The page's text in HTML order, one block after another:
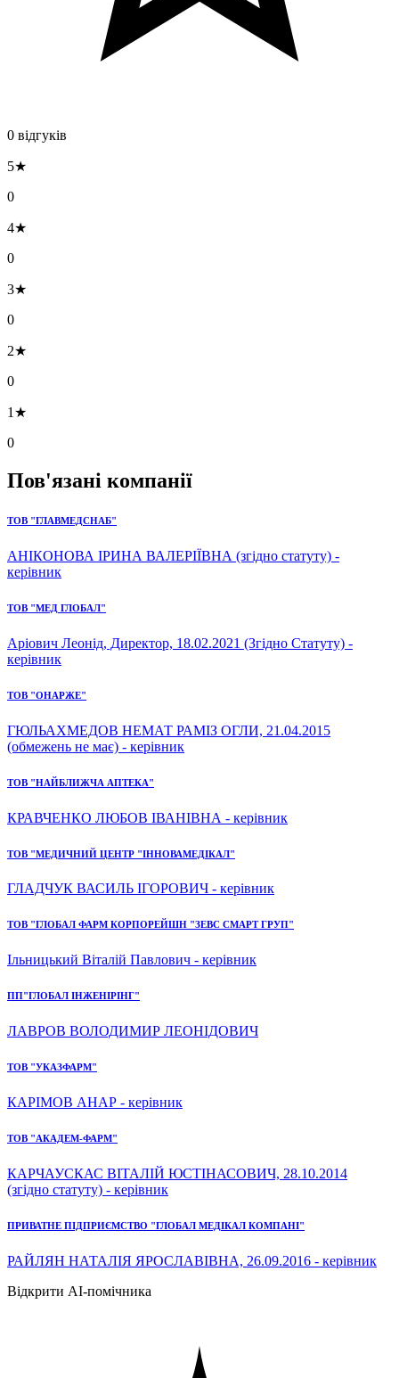
0 відгуків
5★
0
4★
0
3★
0
2★
0
1★
0
Пов'язані компанії
ТОВ "ГЛАВМЕДСНАБ"
АНІКОНОВА ІРИНА ВАЛЕРІЇВНА (згідно статуту) -
керівник
ТОВ "МЕД ГЛОБАЛ"
Аріович Леонід, Директор, 18.02.2021 (Згідно Статуту) -
керівник
ТОВ "ОНАРЖЕ"
ГЮЛЬАХМЕДОВ НЕМАТ РАМІЗ ОГЛИ, 21.04.2015
(обмежень не має) - керівник
ТОВ "НАЙБЛИЖЧА АПТЕКА"
КРАВЧЕНКО ЛЮБОВ ІВАНІВНА - керівник
ТОВ "МЕДИЧНИЙ ЦЕНТР "ІННОВАМЕДІКАЛ"
ГЛАДЧУК ВАСИЛЬ ІГОРОВИЧ - керівник
ТОВ "ГЛОБАЛ ФАРМ КОРПОРЕЙШН "ЗЕВС СМАРТ ГРУП"
Ільницький Віталій Павлович - керівник
ПП"ГЛОБАЛ ІНЖЕНІРІНГ"
ЛАВРОВ ВОЛОДИМИР ЛЕОНІДОВИЧ
ТОВ "УКАЗФАРМ"
КАРІМОВ АНАР - керівник
ТОВ "АКАДЕМ-ФАРМ"
КАРЧАУСКАС ВІТАЛІЙ ЮСТІНАСОВИЧ, 28.10.2014
(згідно статуту) - керівник
ПРИВАТНЕ ПІДПРИЄМСТВО "ГЛОБАЛ МЕДІКАЛ КОМПАНІ"
РАЙЛЯН НАТАЛІЯ ЯРОСЛАВІВНА, 26.09.2016 - керівник
Відкрити AI-помічника